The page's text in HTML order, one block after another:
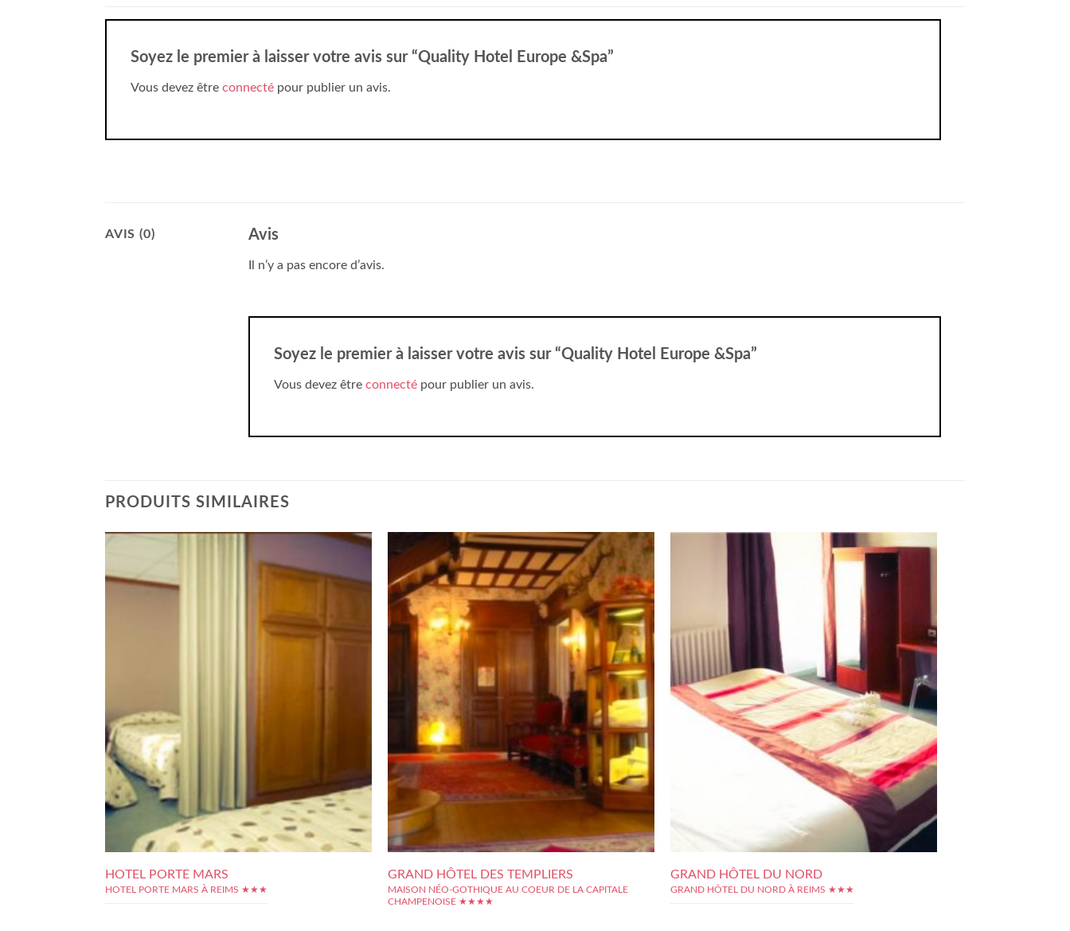
Soyez le premier à laisser votre avis sur “Quality Hotel Europe &Spa”
Vous devez être connecté pour publier un avis.
AVIS (0) Avis
Il n’y a pas encore d’avis.
Soyez le premier à laisser votre avis sur “Quality Hotel Europe &Spa”
Vous devez être connecté pour publier un avis.
PRODUITS SIMILAIRES
HOTEL PORTE MARS
HOTEL PORTE MARS À REIMS ★★★
GRAND HÔTEL DES TEMPLIERS
MAISON NÉO-GOTHIQUE AU COEUR DE LA CAPITALE
CHAMPENOISE ★★★★
GRAND HÔTEL DU NORD
GRAND HÔTEL DU NORD À REIMS ★★★